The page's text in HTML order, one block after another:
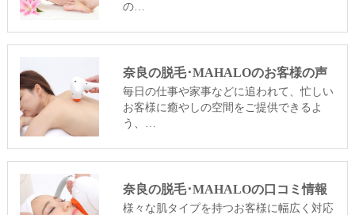
の…
奈良の脱毛･MAHALOのお客様の声
毎日の仕事や家事などに追われて、忙しい
お客様に癒やしの空間をご提供できるよ
う、…
奈良の脱毛･MAHALOの口コミ情報
様々な肌タイプを持つお客様に幅広く対応